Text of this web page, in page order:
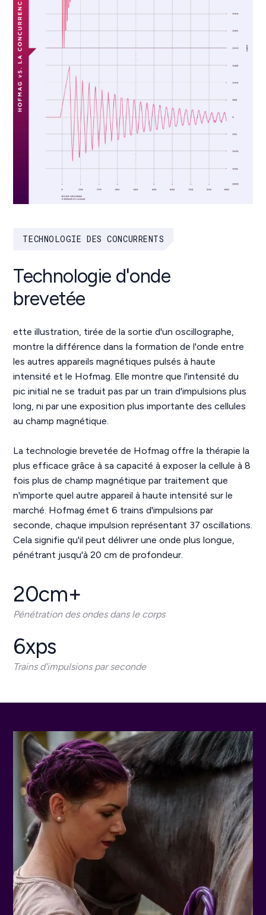
TECHNOLOGIE DES CONCURRENTS
Technologie d'onde
brevetée
ette illustration, tirée de la sortie d'un oscillographe,
montre la différence dans la formation de l'onde entre
les autres appareils magnétiques pulsés à haute
intensité et le Hofmag. Elle montre que l'intensité du
pic initial ne se traduit pas par un train d'impulsions plus
long, ni par une exposition plus importante des cellules
au champ magnétique.
La technologie brevetée de Hofmag offre la thérapie la
plus efficace grâce à sa capacité à exposer la cellule à 8
fois plus de champ magnétique par traitement que
n'importe quel autre appareil à haute intensité sur le
marché. Hofmag émet 6 trains d'impulsions par
seconde, chaque impulsion représentant 37 oscillations.
Cela signifie qu'il peut délivrer une onde plus longue,
pénétrant jusqu'à 20 cm de profondeur.
20cm+
Pénétration des ondes dans le corps
6xps
Trains d'impulsions par seconde